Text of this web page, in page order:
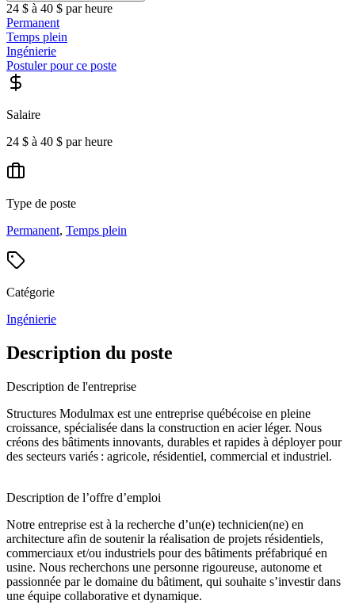
24 $ à 40 $ par heure
Permanent
Temps plein
Ingénierie
Postuler pour ce poste
Salaire
24 $ à 40 $ par heure
Type de poste
Permanent, Temps plein
Catégorie
Ingénierie
Description du poste
Description de l'entreprise
Structures Modulmax est une entreprise québécoise en pleine
croissance, spécialisée dans la construction en acier léger. Nous
créons des bâtiments innovants, durables et rapides à déployer pour
des secteurs variés : agricole, résidentiel, commercial et industriel.
Description de l’offre d’emploi
Notre entreprise est à la recherche d’un(e) technicien(ne) en
architecture afin de soutenir la réalisation de projets résidentiels,
commerciaux et/ou industriels pour des bâtiments préfabriqué en
usine. Nous recherchons une personne rigoureuse, autonome et
passionnée par le domaine du bâtiment, qui souhaite s’investir dans
une équipe collaborative et dynamique.